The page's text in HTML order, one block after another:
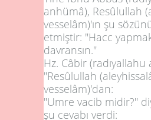
anhümâ), Resûlullah
vesselâm)'ın şu
etmiştir: "Hacc
davransın."
Hz. Câbir (radıyallahu
"Resûlullah
vesselâm)'dan:
"Umre vacib midir?"
şu cevabı verdi: